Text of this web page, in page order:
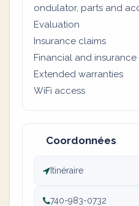
ondulator, parts and
Evaluation
Insurance claims
Financial and insurance
Extended warranties
WiFi access
Coordonnées
Itinéraire
740-983-0732